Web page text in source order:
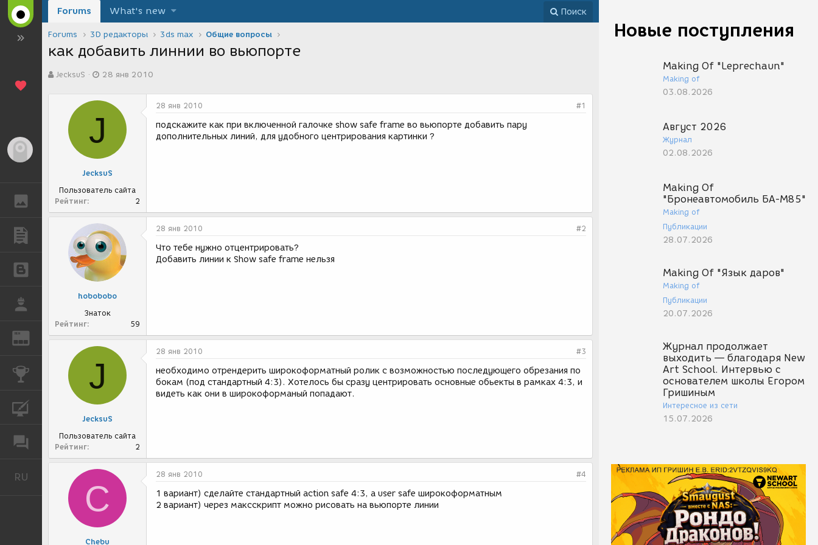
ГАЛЕРЕЯ
ПУБЛИКАЦИИ
БЛОГИ
REN ЖУРНАЛ
КОНКУРСЫ
ФОРУМ
RU Русский
Новые поступления
Making Of "Leprechaun"
Making of
03.08.2026
Август 2026
Журнал
02.08.2026
Making Of
"Бронеавтомобиль БА-М85"
Making of
Публикации
28.07.2026
Making Of "Язык даров"
Making of
Публикации
20.07.2026
Журнал продолжает
выходить — благодаря New
Art School. Интервью с
основателем школы Егором
Гришиным
Интересное из сети
15.07.2026
Forums What's new Поиск
Forums 3D редакторы 3ds max Общие вопросы
как добавить линнии во вьюпорте
в
JecksuS
а
а
д
и
я
28 янв 2010
J
JecksuS
Пользователь сайта
Рейтинг
2
28 янв 2010 #1
подскажите как при включенной галочке show safe frame во вьюпорте добавить пару
дополнительных линий, для удобного центрирования картинки ?
hobobobo
Знаток
Рейтинг
59
28 янв 2010 #2
Что тебе нужно отцентрировать?
Добавить линии к Show safe frame нельзя
J
JecksuS
Пользователь сайта
Рейтинг
2
28 янв 2010 #3
необходимо отрендерить широкоформатный ролик с возможностью последующего обрезания по
бокам (под стандартный 4:3). Хотелось бы сразу центрировать основные обьекты в рамках 4:3, и
видеть как они в широкоформаный попадают.
C
Chebu
28 янв 2010 #4
1 вариант) сделайте стандартный action safe 4:3, а user safe широкоформатным
2 вариант) через максскрипт можно рисовать на вьюпорте линии